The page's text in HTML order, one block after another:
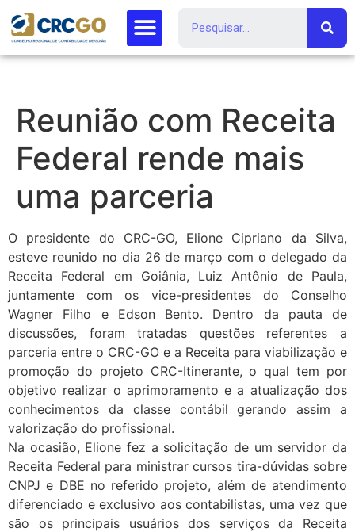
Reunião com Receita
Federal rende mais
uma parceria
O presidente do CRC-GO, Elione Cipriano da Silva,
esteve reunido no dia 26 de março com o delegado da
Receita Federal em Goiânia, Luiz Antônio de Paula,
juntamente com os vice-presidentes do Conselho
Wagner Filho e Edson Bento. Dentro da pauta de
discussões, foram tratadas questões referentes a
parceria entre o CRC-GO e a Receita para viabilização e
promoção do projeto CRC-Itinerante, o qual tem por
objetivo realizar o aprimoramento e a atualização dos
conhecimentos da classe contábil gerando assim a
valorização do profissional.
Na ocasião, Elione fez a solicitação de um servidor da
Receita Federal para ministrar cursos tira-dúvidas sobre
CNPJ e DBE no referido projeto, além de atendimento
diferenciado e exclusivo aos contabilistas, uma vez que
são os principais usuários dos serviços da Receita